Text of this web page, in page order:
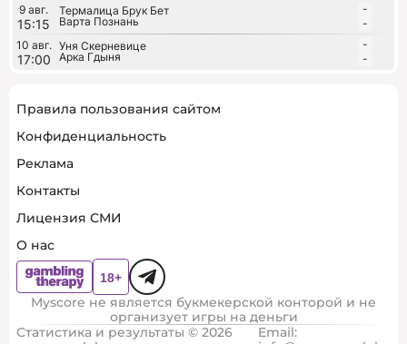
9 авг.
15:15
Термалица Брук Бет
Варта Познань
-
-
10 авг.
17:00
Уня Скерневице
Арка Гдыня
-
-
Правила пользования сайтом
Конфиденциальность
Реклама
Контакты
Лицензия СМИ
О нас
Myscore не является букмекерской конторой и не
организует игры на деньги
Статистика и результаты © 2026
Email: